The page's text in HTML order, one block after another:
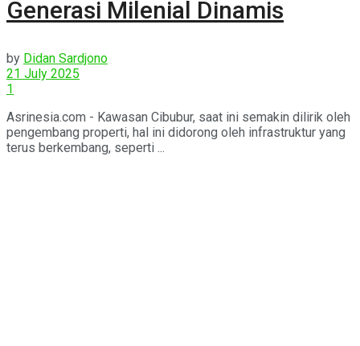
Generasi Milenial Dinamis
by Didan Sardjono
21 July 2025
1
Asrinesia.com - Kawasan Cibubur, saat ini semakin dilirik oleh
pengembang properti, hal ini didorong oleh infrastruktur yang
terus berkembang, seperti ...